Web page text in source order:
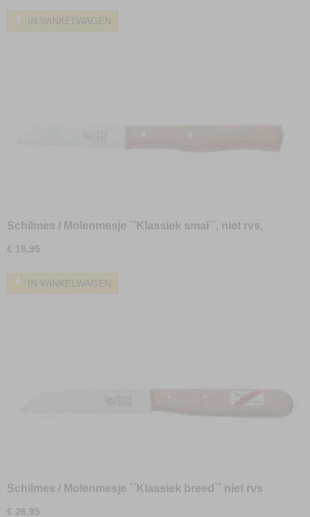
IN WINKELWAGEN
Schilmes / Molenmesje ``Klassiek smal``, niet rvs,
€ 18,95
IN WINKELWAGEN
Schilmes / Molenmesje ``Klassiek breed`` niet rvs
€ 26,95